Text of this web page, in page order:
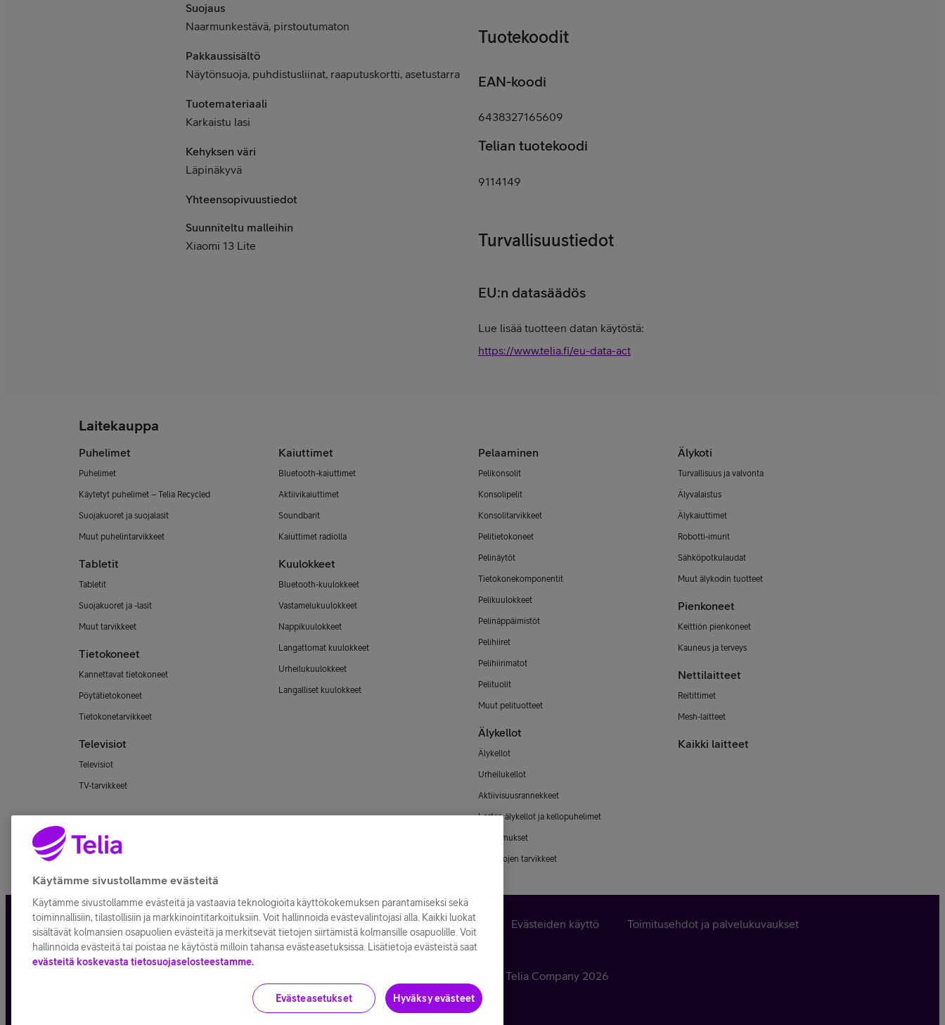
Suojaus
Naarmunkestävä, pirstoutumaton
Pakkaussisältö
Näytönsuoja, puhdistusliinat, raaputuskortti, asetustarra
Tuotemateriaali
Karkaistu lasi
Kehyksen väri
Läpinäkyvä
Yhteensopivuustiedot
Suunniteltu malleihin
Xiaomi 13 Lite
Tuotekoodit
EAN-koodi
6438327165609
Telian tuotekoodi
9114149
Turvallisuustiedot
EU:n datasäädös
Lue lisää tuotteen datan käytöstä:
https://www.telia.fi/eu-data-act
Laitekauppa
Puhelimet
Puhelimet
Käytetyt puhelimet – Telia Recycled
Suojakuoret ja suojalasit
Muut puhelintarvikkeet
Tabletit
Tabletit
Suojakuoret ja -lasit
Muut tarvikkeet
Tietokoneet
Kannettavat tietokoneet
Pöytätietokoneet
Tietokonetarvikkeet
Televisiot
Televisiot
TV-tarvikkeet
Kaiuttimet
Bluetooth-kaiuttimet
Aktiivikaiuttimet
Soundbarit
Kaiuttimet radiolla
Kuulokkeet
Bluetooth-kuulokkeet
Vastamelukuulokkeet
Nappikuulokkeet
Langattomat kuulokkeet
Urheilukuulokkeet
Langalliset kuulokkeet
Pelaaminen
Pelikonsolit
Konsolipelit
Konsolitarvikkeet
Pelitietokoneet
Pelinäytöt
Tietokonekomponentit
Pelikuulokkeet
Pelinäppäimistöt
Pelihiiret
Pelihiirimatot
Pelituolit
Muut pelituotteet
Älykellot
Älykellot
Urheilukellot
Aktiivisuusrannekkeet
Lasten älykellot ja kellopuhelimet
Älysormukset
Älykellojen tarvikkeet
Älykoti
Turvallisuus ja valvonta
Älyvalaistus
Älykaiuttimet
Robotti-imurit
Sähköpotkulaudat
Muut älykodin tuotteet
Pienkoneet
Keittiön pienkoneet
Kauneus ja terveys
Nettilaitteet
Reitittimet
Mesh-laitteet
Kaikki laitteet
Tietosuoja ja -turva Tilauksen peruuttaminen Käyttöehdot Evästeiden käyttö Toimitusehdot ja palvelukuvaukset
© Telia Company 2026
Käytämme sivustollamme evästeitä
Käytämme sivustollamme evästeitä ja vastaavia teknologioita käyttökokemuksen parantamiseksi sekä
toiminnallisiin, tilastollisiin ja markkinointitarkoituksiin. Voit hallinnoida evästevalintojasi alla. Kaikki luokat
sisältävät kolmansien osapuolien evästeitä ja merkitsevät tietojen siirtämistä kolmansille osapuolille. Voit
hallinnoida evästeitä tai poistaa ne käytöstä milloin tahansa evästeasetuksissa. Lisätietoja evästeistä saat
evästeitä koskevasta tietosuojaselosteestamme.
Evästeasetukset Hyväksy evästeet